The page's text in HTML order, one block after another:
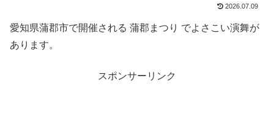
2026.07.09
愛知県蒲郡市で開催される 蒲郡まつり でよさこい演舞が
あります。
スポンサーリンク